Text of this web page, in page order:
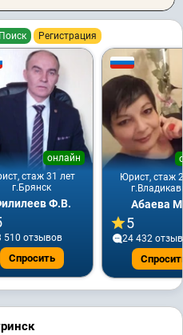
Поиск Регистрация
стаж 31 лет
онлайн
г.Брянск
Ф.В.
510 отзывов
Спросить
Юрист, стаж
Абаева
5
24 432